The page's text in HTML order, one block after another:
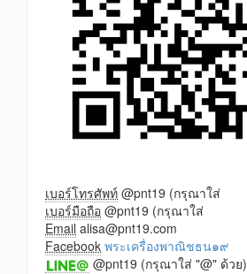
เบอร์โทรศัพท์ @pnt19 (กรุณาใส่
เบอร์มือถือ @pnt19 (กรุณาใส่
Email alisa@pnt19.com
Facebook พระเครื่องพาณิชธน๑๙
@pnt19 (กรุณาใส่ "@" ด้วย)